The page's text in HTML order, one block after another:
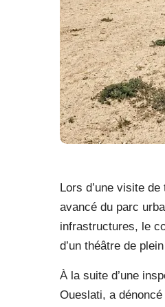
Lors d’une visite
avancé du parc
infrastructures, le
d’un théâtre de
À la suite d’une
Oueslati, a